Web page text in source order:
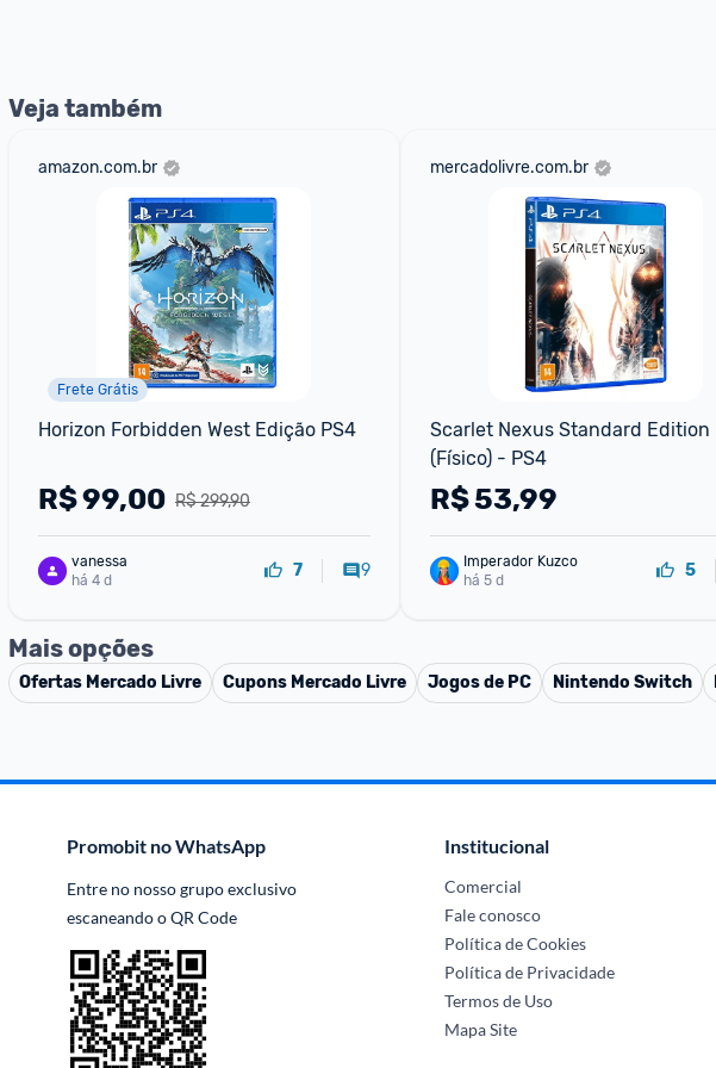
Veja também
amazon.com.br
Frete Grátis
Horizon Forbidden West Edição PS4
R$ 299,90
R$99,00
vanessa
há 4 d
7 9
mercadolivre.com.br
Scarlet Nexus Standard Edition
(Físico) - PS4
R$53,99
Imperador Kuzco
há 5 d
5
Mais opções
Ofertas Mercado Livre Cupons Mercado Livre Jogos de PC Nintendo Switch
Promobit no WhatsApp
Entre no nosso grupo exclusivo
escaneando o QR Code
Institucional
Comercial
Fale conosco
Política de Cookies
Política de Privacidade
Termos de Uso
Mapa Site